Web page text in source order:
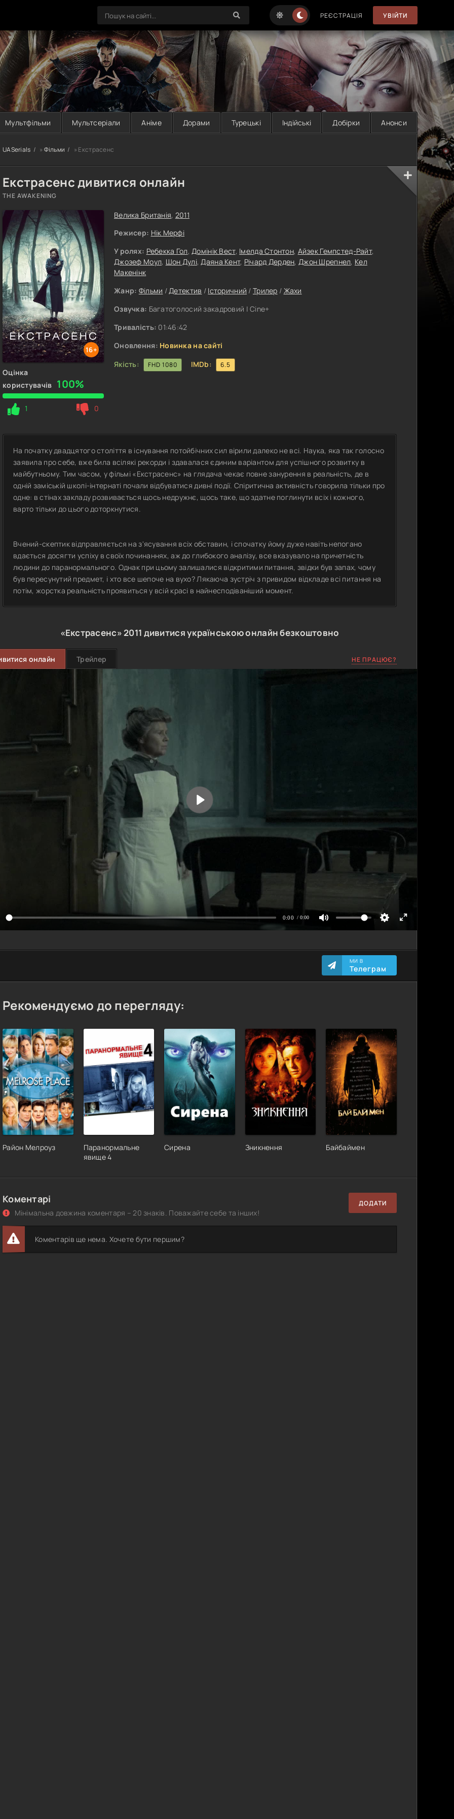
РЕЄСТРАЦІЯ УВІЙТИ
Мультфільми Мультсеріали Аніме Дорами Турецькі Індійські Добірки Анонси
UASerials » Фільми » Екстрасенс
Екстрасенс дивитися онлайн
THE AWAKENING
16+
Оцінка
користувачів 100%
1 0
Велика Британія, 2011
Режисер: Нік Мерфі
У ролях: Ребекка Гол,Домінік Вест, Імелда Стонтон, Айзек Гемпстед-Райт,
Джозеф Моул, Шон Дулі,Даяна Кент, Річард Дерден,Джон Шрепнел, Кел
Макенінк
Жанр: Фільми /Детектив / Історичний / Трилер / Жахи
Озвучка: Багатоголосий закадровий | Cine+
Тривалість: 01:46:42
Оновлення: Новинка на сайті
Якість:
FHD 1080 IMDb: 6.5
На початку двадцятого століття в існування потойбічних сил вірили далеко не всі. Наука, яка так голосно
заявила про себе, вже била всілякі рекорди і здавалася єдиним варіантом для успішного розвитку в
майбутньому. Тим часом, у фільмі «Екстрасенс» на глядача чекає повне занурення в реальність, де в
одній заміській школі-інтернаті почали відбуватися дивні події. Спіритична активність говорила тільки про
одне: в стінах закладу розвивається щось недружнє, щось таке, що здатне поглинути всіх і кожного,
варто тільки до цього доторкнутися.
Вчений-скептик відправляється на з'ясування всіх обставин, і спочатку йому дуже навіть непогано
вдається досягти успіху в своїх починаннях, аж до глибокого аналізу, все вказувало на причетність
людини до паранормального. Однак при цьому залишалися відкритими питання, звідки був запах, чому
був пересунутий предмет, і хто все шепоче на вухо? Лякаюча зустріч з привидом відкладе всі питання на
потім, жорстка реальність проявиться у всій красі в найнесподіваніший момент.
«Екстрасенс»2011 дивитися українською онлайн безкоштовно
онлайн Трейлер НЕ ПРАЦЮЄ?
МИ В
Телеграм
Рекомендуємо до перегляду:
Район Мелроуз
Паранормальне
явище 4
Сирена Зникнення Байбаймен
Коментарі
Мінімальна довжина коментаря – 20 знаків. Поважайте себе та інших!
ДОДАТИ
Коментарів ще нема. Хочете бути першим?